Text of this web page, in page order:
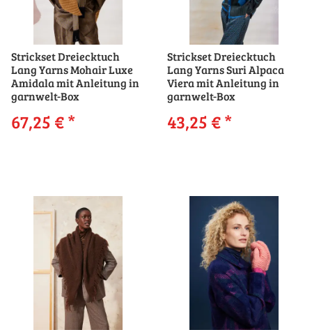
Strickset Dreiecktuch
Lang Yarns Mohair Luxe
Amidala mit Anleitung in
garnwelt-Box
67,25 €*
Strickset Dreiecktuch
Lang Yarns Suri Alpaca
Viera mit Anleitung in
garnwelt-Box
43,25 €*